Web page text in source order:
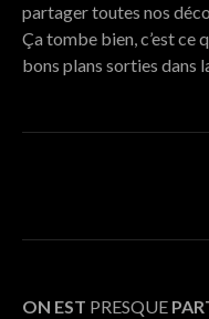
partager toutes nos
Ça tombe bien, c’est ce
bons plans sorties dans
ON EST PRESQUE